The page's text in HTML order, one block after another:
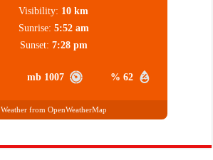
62 %
1007 mb
Visibility: 10 km
Sunrise: 5:52 am
Sunset: 7:28 pm
Weather from OpenWeatherMap